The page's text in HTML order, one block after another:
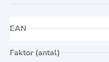
EAN
Faktor (antal)